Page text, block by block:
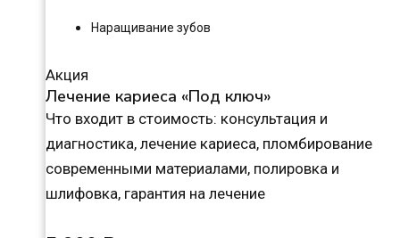
Наращивание зубов
Акция
Лечение кариеса «Под ключ»
Что входит в стоимость: консультация и
диагностика, лечение кариеса, пломбирование
современными материалами, полировка и
шлифовка, гарантия на лечение